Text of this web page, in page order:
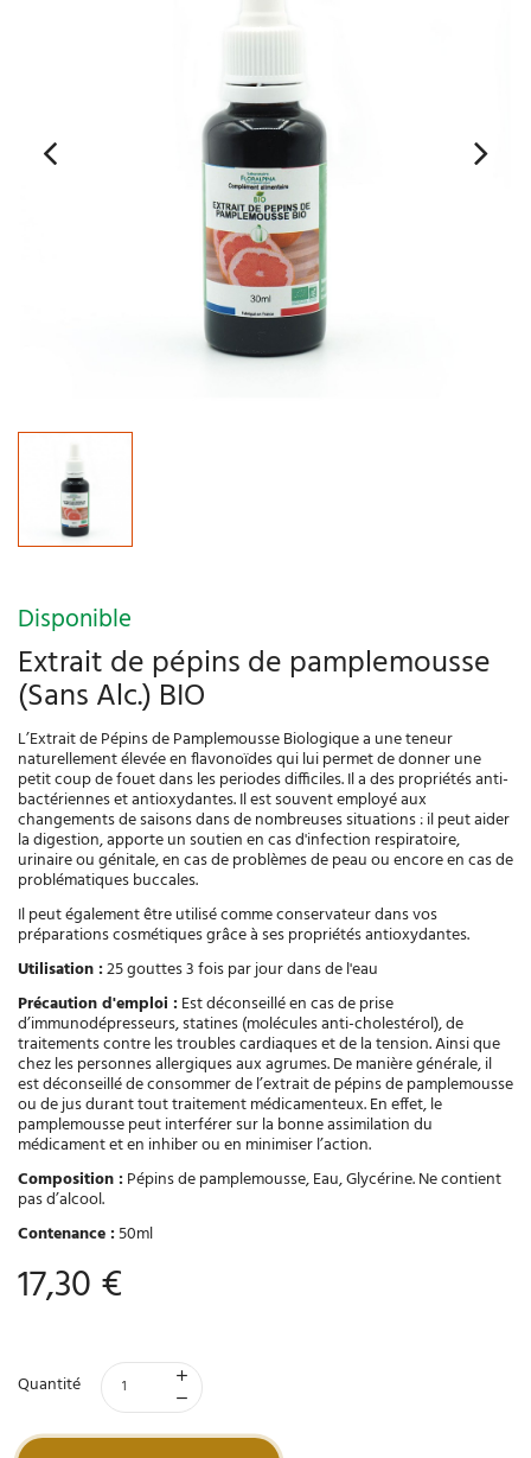
Disponible
Extrait de pépins de pamplemousse
(Sans Alc.) BIO
L’Extrait de Pépins de Pamplemousse Biologique a une teneur
naturellement élevée en flavonoïdes qui lui permet de donner une
petit coup de fouet dans les periodes difficiles. Il a des propriétés anti-
bactériennes et antioxydantes. Il est souvent employé aux
changements de saisons dans de nombreuses situations : il peut aider
la digestion, apporte un soutien en cas d'infection respiratoire,
urinaire ou génitale, en cas de problèmes de peau ou encore en cas de
problématiques buccales.
Il peut également être utilisé comme conservateur dans vos
préparations cosmétiques grâce à ses propriétés antioxydantes.
Utilisation :25 gouttes 3 fois par jour dans de l'eau
Précaution d'emploi :Est déconseillé en cas de prise
d’immunodépresseurs, statines (molécules anti-cholestérol), de
traitements contre les troubles cardiaques et de la tension. Ainsi que
chez les personnes allergiques aux agrumes. De manière générale, il
est déconseillé de consommer de l’extrait de pépins de pamplemousse
ou de jus durant tout traitement médicamenteux. En effet, le
pamplemousse peut interférer sur la bonne assimilation du
médicament et en inhiber ou en minimiser l’action.
Composition :Pépins de pamplemousse, Eau, Glycérine. Ne contient
pas d’alcool.
Contenance :50ml
17,30 €
Quantité